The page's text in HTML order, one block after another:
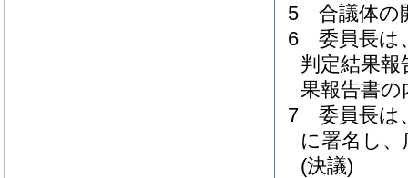
5
合議体の
6
委員長は
判定結果
果報告書
7
委員長は
に署名し
(決議)